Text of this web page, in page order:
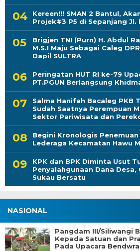
Kereen!!! SMAN 2 Bantul,
Projek#3 P5 di Sepanjang Jl.
Brigjen TNI (Purn) H. Abdul
M.S.I Maju Sebagai Caleg
Dapil SULTRA
Peringatan HUT RI ke-79
PT.PGUN Berlangsung
Salma Hanifah Bacaleg PKB
Sudah Saatnya Perempuan
Sektor Pariwisata dan
Begini Kronologis
Lederaga Kecamatan Hawu
KPK dan BPK Diminta Usut
Penyalahgunaan Dana Desa,
Sukau Bersatu
NASIONAL
Pangdam III/Siliwangi
Kepada Satuan dan
Pada Upacara Bendwra